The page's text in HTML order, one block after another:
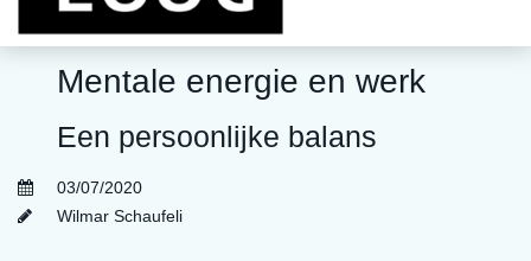
Mentale energie en werk
Een persoonlijke balans
03/07/2020
Wilmar Schaufeli